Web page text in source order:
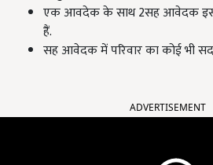
एक आवदेक के साथ 2सह आवेदक इस
हैं.
सह आवेदक में परिवार का कोई भी
ADVERTISEMENT